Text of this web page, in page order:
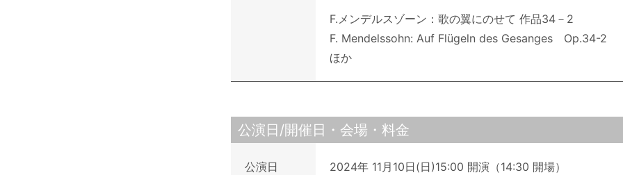
F.メンデルスゾーン：歌の翼にのせて 作品34－2
F. Mendelssohn: Auf Flügeln des Gesanges Op.34-2
ほか
公演日/開催日・会場・料金
公演日 2024年 11月10日(日)15:00 開演（14:30 開場）